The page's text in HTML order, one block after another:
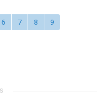
6 7 8 9